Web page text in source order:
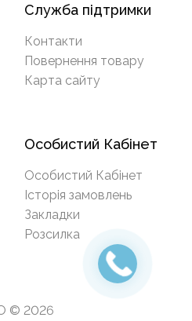
Служба підтримки
Контакти
Повернення товару
Карта сайту
Особистий Кабінет
Особистий Кабінет
Історія замовлень
Закладки
Розсилка
© 2026